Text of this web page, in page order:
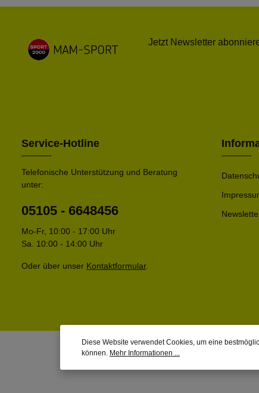
Jetzt Newsletter
Service-Hotline
Telefonische Unterstützung und Beratung
unter:
05105 - 6648456
Mo-Fr, 10:00 - 17:00 Uhr
Sa. 10:00 - 14:00 Uhr
Oder über unser Kontaktformular.
Diese Website verwendet Cookies, um eine
können. Mehr Informationen ...